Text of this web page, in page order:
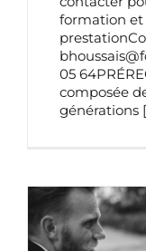
formation et
05
composée
générations